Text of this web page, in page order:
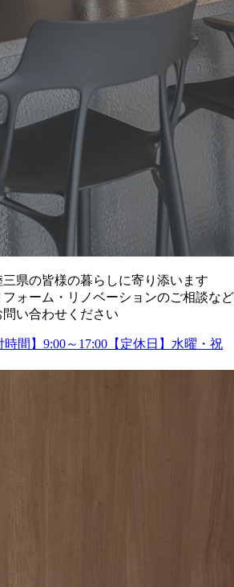
県の皆様の暮らしに寄り添います
ォーム・リノベーションのご相談など
い合わせください
時間】9:00～17:00【定休日】水曜・祝